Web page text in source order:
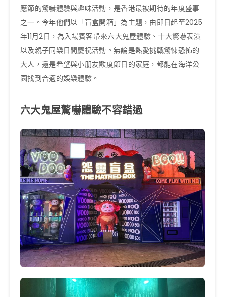
應節的驚嚇體驗與趣味活動，是香港最被期待的年度盛事
之一。今年他們以「盲盒開箱」為主題，由即日起至2025
年11月2日，為入場賓客帶來六大鬼屋體驗、十大驚嚇表演
以及親子同樂日間慶祝活動。無論是熱愛挑戰驚悚恐怖的
大人，還是希望與小朋友歡度節日的家庭，都能在海洋公
園找到合適的娛樂體驗。
六大鬼屋驚嚇體驗不容錯過